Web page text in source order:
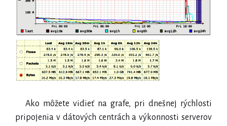
Ako môžete vidieť na grafe, pri dnešnej rýchlosti
pripojenia v dátových centrách a výkonnosti serverov